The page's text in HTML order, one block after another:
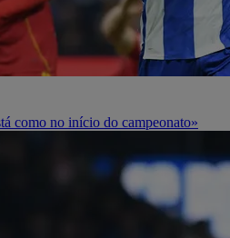
como no início do campeonato»